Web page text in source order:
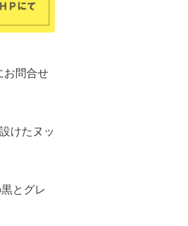
お問合せ
けたヌッ
とグレ